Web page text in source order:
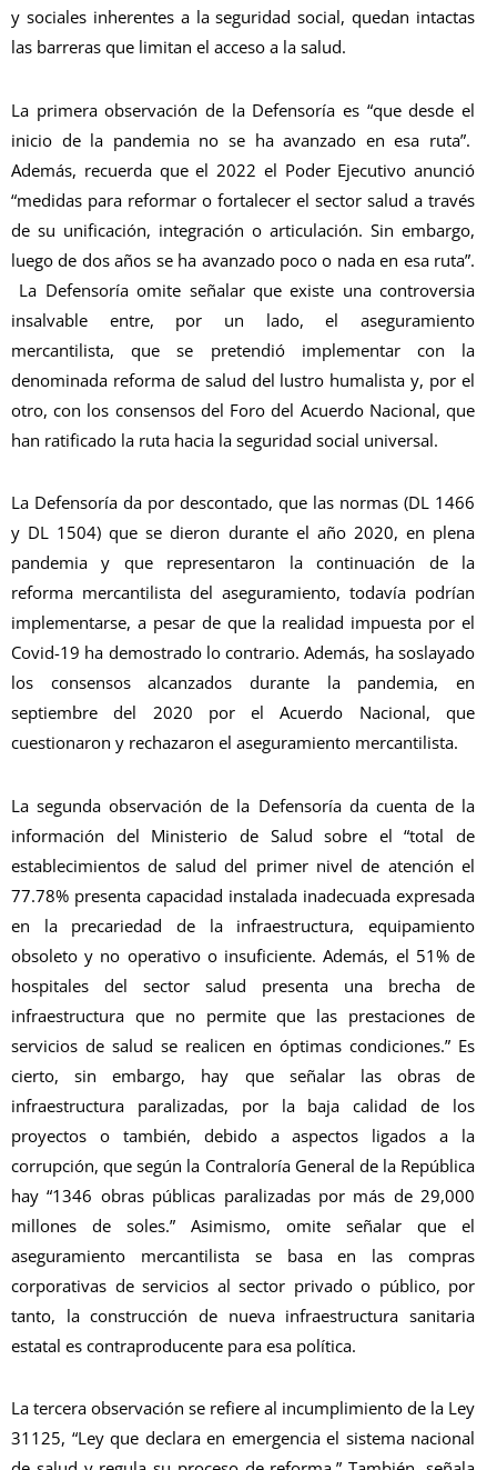
y sociales inherentes a la seguridad social, quedan intactas
las barreras que limitan el acceso a la salud.
La primera observación de la Defensoría es “que desde el
inicio de la pandemia no se ha avanzado en esa ruta”.
Además, recuerda que el 2022 el Poder Ejecutivo anunció
“medidas para reformar o fortalecer el sector salud a través
de su unificación, integración o articulación. Sin embargo,
luego de dos años se ha avanzado poco o nada en esa ruta”.
La Defensoría omite señalar que existe una controversia
insalvable entre, por un lado, el aseguramiento
mercantilista, que se pretendió implementar con la
denominada reforma de salud del lustro humalista y, por el
otro, con los consensos del Foro del Acuerdo Nacional, que
han ratificado la ruta hacia la seguridad social universal.
La Defensoría da por descontado, que las normas (DL 1466
y DL 1504) que se dieron durante el año 2020, en plena
pandemia y que representaron la continuación de la
reforma mercantilista del aseguramiento, todavía podrían
implementarse, a pesar de que la realidad impuesta por el
Covid-19 ha demostrado lo contrario. Además, ha soslayado
los consensos alcanzados durante la pandemia, en
septiembre del 2020 por el Acuerdo Nacional, que
cuestionaron y rechazaron el aseguramiento mercantilista.
La segunda observación de la Defensoría da cuenta de la
información del Ministerio de Salud sobre el “total de
establecimientos de salud del primer nivel de atención el
77.78% presenta capacidad instalada inadecuada expresada
en la precariedad de la infraestructura, equipamiento
obsoleto y no operativo o insuficiente. Además, el 51% de
hospitales del sector salud presenta una brecha de
infraestructura que no permite que las prestaciones de
servicios de salud se realicen en óptimas condiciones.” Es
cierto, sin embargo, hay que señalar las obras de
infraestructura paralizadas, por la baja calidad de los
proyectos o también, debido a aspectos ligados a la
corrupción, que según la Contraloría General de la República
hay “1346 obras públicas paralizadas por más de 29,000
millones de soles.” Asimismo, omite señalar que el
aseguramiento mercantilista se basa en las compras
corporativas de servicios al sector privado o público, por
tanto, la construcción de nueva infraestructura sanitaria
estatal es contraproducente para esa política.
La tercera observación se refiere al incumplimiento de la Ley
31125, “Ley que declara en emergencia el sistema nacional